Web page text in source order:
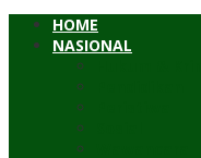
HOME
NASIONAL